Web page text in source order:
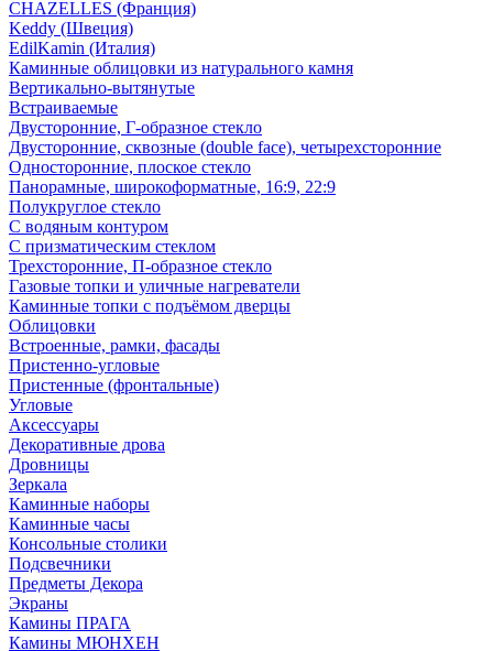
CHAZELLES (Франция)
Keddy (Швеция)
EdilKamin (Италия)
Каминные облицовки из натурального камня
Вертикально-вытянутые
Встраиваемые
Двусторонние, Г-образное стекло
Двусторонние, сквозные (double face), четырехсторонние
Односторонние, плоское стекло
Панорамные, широкоформатные, 16:9, 22:9
Полукруглое стекло
С водяным контуром
С призматическим стеклом
Трехсторонние, П-образное стекло
Газовые топки и уличные нагреватели
Каминные топки с подъёмом дверцы
Облицовки
Встроенные, рамки, фасады
Пристенно-угловые
Пристенные (фронтальные)
Угловые
Аксессуары
Декоративные дрова
Дровницы
Зеркала
Каминные наборы
Каминные часы
Консольные столики
Подсвечники
Предметы Декора
Экраны
Камины ПРАГА
Камины МЮНХЕН